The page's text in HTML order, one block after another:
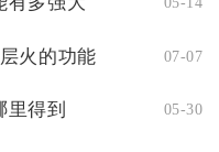
火的功能 07-07
里得到 05-30